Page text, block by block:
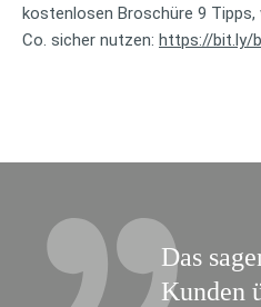
kostenlosen Broschüre 9 Tipps,
Co. sicher nutzen: https://bit.ly/
Das
Kunden